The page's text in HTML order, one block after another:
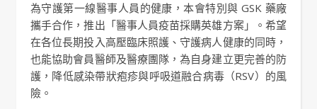
為守護第一線醫事人員的健康，本會特別與 GSK 藥廠
攜手合作，推出「醫事人員疫苗採購英雄方案」。希望
在各位長期投入高壓臨床照護、守護病人健康的同時，
也能協助會員醫師及醫療團隊，為自身建立更完善的防
護，降低感染帶狀疱疹與呼吸道融合病毒（RSV）的風
險。